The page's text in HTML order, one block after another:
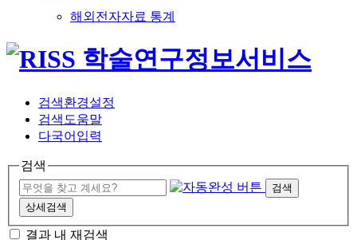
해외전자자료 통계
검색환경설정
검색도움말
다국어입력
검색
검색
상세검색
결과 내 재검색